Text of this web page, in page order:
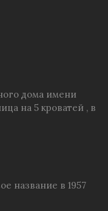
дома имени
на 5 кроватей , в
название в 1957